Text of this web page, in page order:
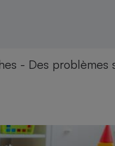
- Des problèmes